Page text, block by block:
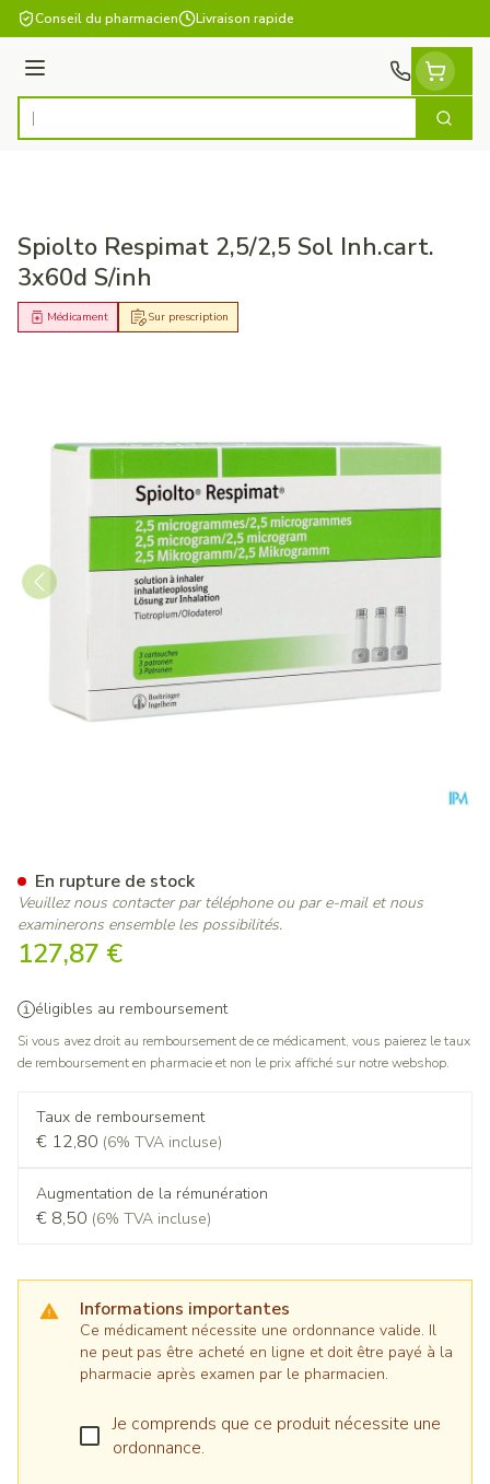
Aller au contenu
Conseil du pharmacien Livraison rapide
Menu
Rechercher
Spiolto Respimat 2,5/2,5 Sol Inh.cart.
3x60d S/inh
Sur prescription
Médicament
127,87 €
éligibles au remboursement
Si vous avez droit au remboursement de ce médicament, vous paierez le taux
de remboursement en pharmacie et non le prix affiché sur notre webshop.
Taux de remboursement
€ 12,80 (6% TVA incluse)
Augmentation de la rémunération
€ 8,50 (6% TVA incluse)
Informations importantes
Ce médicament nécessite une ordonnance valide. Il
ne peut pas être acheté en ligne et doit être payé à la
pharmacie après examen par le pharmacien.
Je comprends que ce produit nécessite une
ordonnance.
En rupture de stock
Veuillez nous contacter par téléphone ou par e-mail et nous
examinerons ensemble les possibilités.